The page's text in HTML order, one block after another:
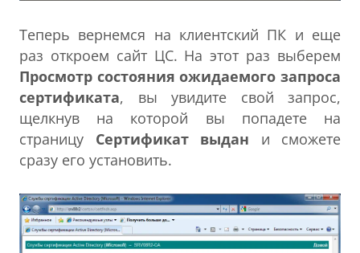
Теперь вернемся на клиентский ПК и еще
раз откроем сайт ЦС. На этот раз выберем
Просмотр состояния ожидаемого запроса
сертификата, вы увидите свой запрос,
щелкнув на которой вы попадете на
страницу Сертификат выдан и сможете
сразу его установить.